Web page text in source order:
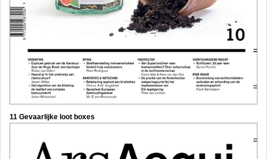
11 Gevaarlijke loot boxes